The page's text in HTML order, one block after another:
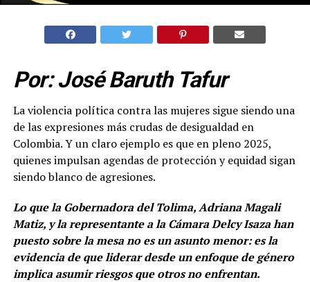
Por: José Baruth Tafur
La violencia política contra las mujeres sigue siendo una
de las expresiones más crudas de desigualdad en
Colombia. Y un claro ejemplo es que en pleno 2025,
quienes impulsan agendas de protección y equidad sigan
siendo blanco de agresiones.
Lo que la Gobernadora del Tolima, Adriana Magali
Matiz, y la representante a la Cámara Delcy Isaza han
puesto sobre la mesa no es un asunto menor: es la
evidencia de que liderar desde un enfoque de género
implica asumir riesgos que otros no enfrentan.